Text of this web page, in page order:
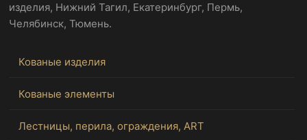
изделия, Нижний Тагил, Екатеринбург, Пермь,
Челябинск, Тюмень.
Кованые изделия
Кованые элементы
Лестницы, перила, ограждения, ART